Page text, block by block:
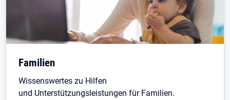
Familien
Wissenswertes zu Hilfen
und Unterstützungsleistungen für Familien.